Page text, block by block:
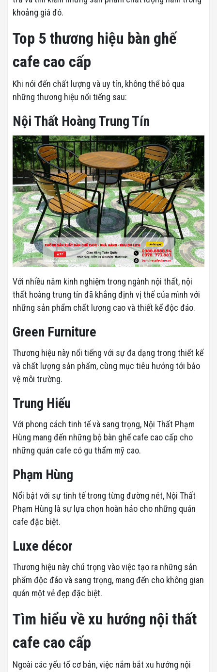
khoảng giá đó.
Top 5 thương hiệu bàn ghế
cafe cao cấp
Khi nói đến chất lượng và uy tín, không thể bỏ qua
những thương hiệu nổi tiếng sau:
Nội Thất Hoàng Trung Tín
Với nhiều năm kinh nghiệm trong ngành nội thất, nội
thất hoàng trung tín đã khẳng định vị thế của mình với
những sản phẩm chất lượng cao và thiết kế độc đáo.
Green Furniture
Thương hiệu này nổi tiếng với sự đa dạng trong thiết kế
và chất lượng sản phẩm, cùng mục tiêu hướng tới bảo
vệ môi trường.
Trung Hiếu
Với phong cách tinh tế và sang trọng, Nội Thất Phạm
Hùng mang đến những bộ bàn ghế cafe cao cấp cho
những quán cafe có gu thẩm mỹ cao.
Phạm Hùng
Nổi bật với sự tinh tế trong từng đường nét, Nội Thất
Phạm Hùng là sự lựa chọn hoàn hảo cho những quán
cafe đặc biệt.
Luxe décor
Thương hiệu này chú trọng vào việc tạo ra những sản
phẩm độc đáo và sang trọng, mang đến cho không gian
quán một vẻ đẹp đặc biệt.
Tìm hiểu về xu hướng nội thất
cafe cao cấp
Ngoài các yếu tố cơ bản, việc nắm bắt xu hướng nội